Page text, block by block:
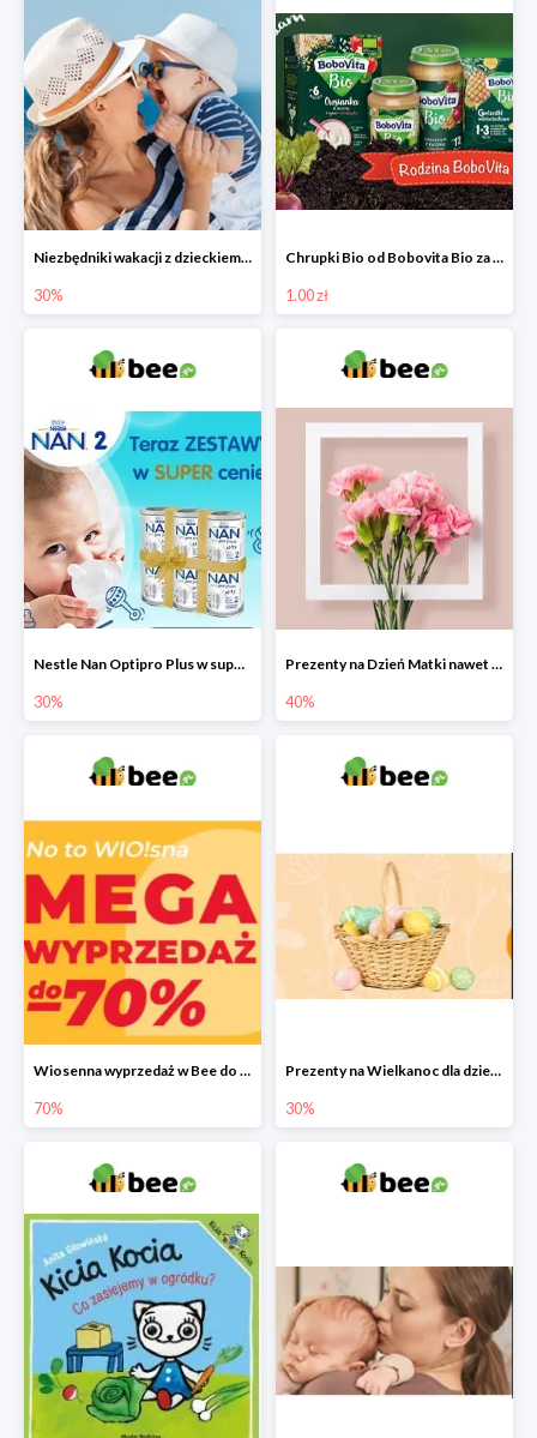
Niezbędniki wakacji z dzieckiem do -30%
30%
Chrupki Bio od Bobovita Bio za 1 grosz
1.00 zł
Nestle Nan Optipro Plus w super cenach!
30%
Prezenty na Dzień Matki nawet do -40%
40%
Wiosenna wyprzedaż w Bee do -70%
70%
Prezenty na Wielkanoc dla dzieci 2022 - upominki od Zajączka
30%